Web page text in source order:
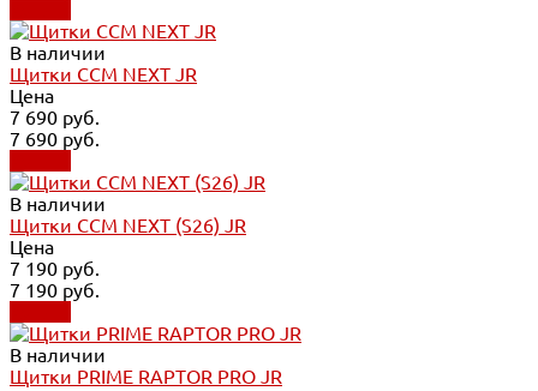
В наличии
Щитки CCM NEXT JR
Цена
7 690 руб.
7 690 руб.
В наличии
Щитки CCM NEXT (S26) JR
Цена
7 190 руб.
7 190 руб.
В наличии
Щитки PRIME RAPTOR PRO JR